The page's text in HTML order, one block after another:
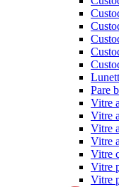
Pare
Vitre
Vitre
Vitre
Vitre
Vitre
Vitre
Vitre